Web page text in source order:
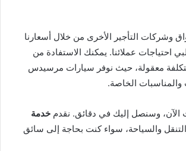
وشركات التأجير الأخرى من خلال أسعارنا
احتياجات عملائنا. يمكنك الاستفادة من
بتكلفة معقولة، حيث نوفر سيارات مرسيدس
والمناسبات الخاصة.
الآن، وسنصل إليك في دقائق. نقدم خدمة
والسياحة، سواء كنت بحاجة إلى سائق